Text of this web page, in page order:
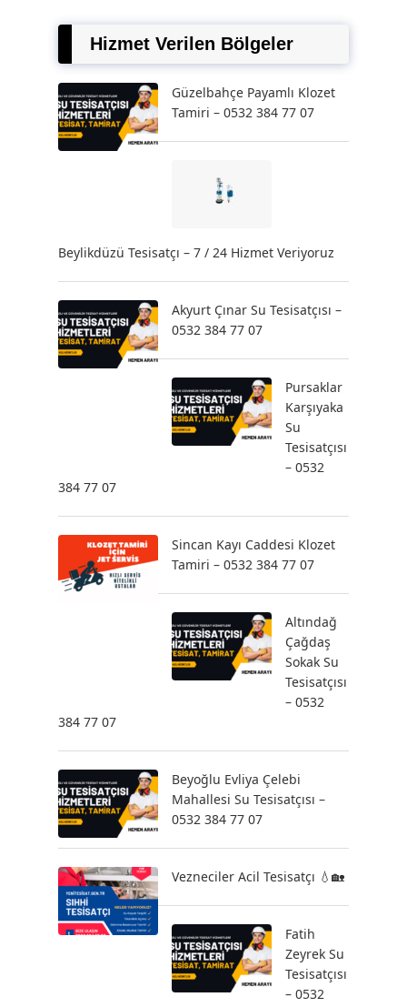
Hizmet Verilen Bölgeler
Güzelbahçe Payamlı Klozet
Tamiri – 0532 384 77 07
Beylikdüzü Tesisatçı – 7 / 24 Hizmet Veriyoruz
Akyurt Çınar Su Tesisatçısı –
0532 384 77 07
Pursaklar
Karşıyaka
Su
Tesisatçısı
– 0532
384 77 07
Sincan Kayı Caddesi Klozet
Tamiri – 0532 384 77 07
Altındağ
Çağdaş
Sokak Su
Tesisatçısı
– 0532
384 77 07
Beyoğlu Evliya Çelebi
Mahallesi Su Tesisatçısı –
0532 384 77 07
Vezneciler Acil Tesisatçı 💧🏡
Fatih
Zeyrek Su
Tesisatçısı
– 0532